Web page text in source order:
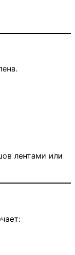
лентами или